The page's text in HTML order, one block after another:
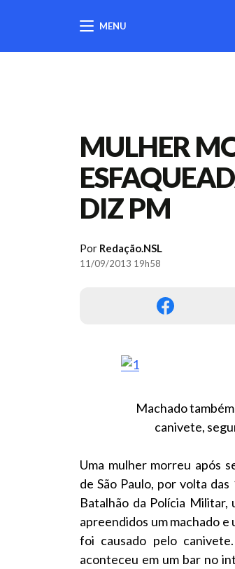
MENU
MULHER
DIZ PM
Por Redação.NSL
11/09/2013 19h58
Machado
canivete,
Uma mulher morreu após
deSão Paulo, por volta das
Batalhão da Polícia
apreendidos um machado
foi causado pelo
aconteceu em um bar no